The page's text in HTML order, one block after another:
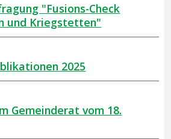
"Fusions-Check
und Kriegstetten"
2025
Gemeinderat vom 18.